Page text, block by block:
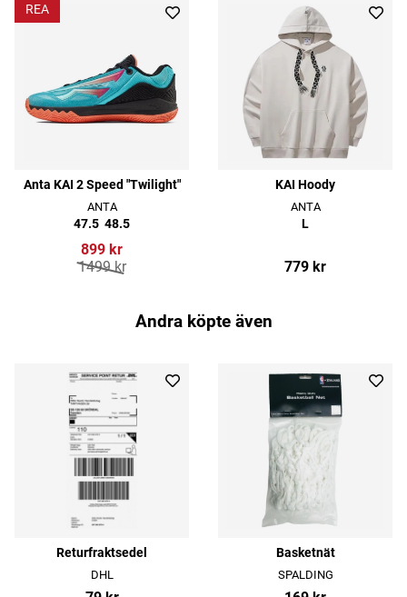
REA
Anta KAI 2 Speed "Twilight"
ANTA
47.5 48.5
899 kr
1499 kr
KAI Hoody
ANTA
L
779 kr
Andra köpte även
Returfraktsedel
DHL
Basketnät
SPALDING